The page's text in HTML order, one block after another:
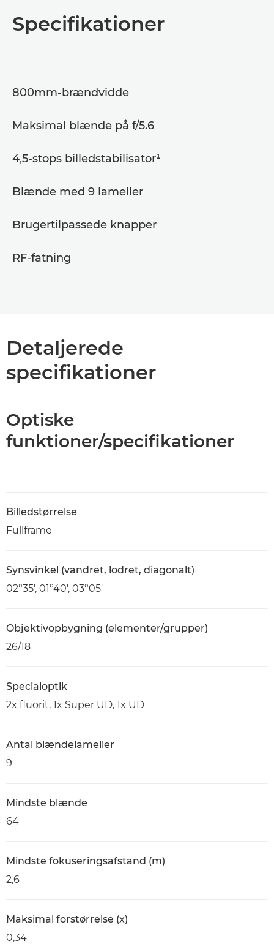
Specifikationer
Specifikationer
800mm-brændvidde
Maksimal blænde på f/5.6
4,5-stops billedstabilisator¹
Blænde med 9 lameller
Brugertilpassede knapper
RF-fatning
Detaljerede
specifikationer
Optiske
funktioner/specifikationer
Billedstørrelse
Fullframe
Synsvinkel (vandret, lodret, diagonalt)
02°35', 01°40', 03°05'
Objektivopbygning (elementer/grupper)
26/18
Specialoptik
2x fluorit, 1x Super UD, 1x UD
Antal blændelameller
9
Mindste blænde
64
Mindste fokuseringsafstand (m)
2,6
Maksimal forstørrelse (x)
0,34